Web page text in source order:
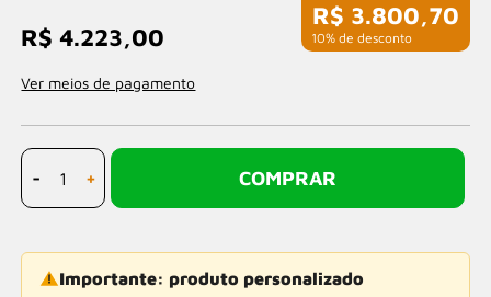
R$ 3.800,70
com 10% de desconto
R$ 4.223,00
Ver meios de pagamento
- + COMPRAR
Importante: produto personalizado